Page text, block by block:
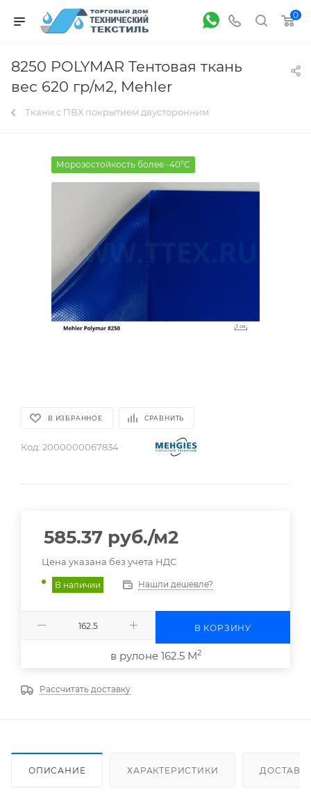
0
8250 POLYMAR Тентовая ткань
вес 620 гр/м2, Mehler
Ткани с ПВХ покрытием двусторонним
Морозостойкость более -40°С
В ИЗБРАННОЕ СРАВНИТЬ
Код: 2000000067834
585.37 руб./м2
Цена указана без учета НДС
В наличии Нашли дешевле?
В КОРЗИНУ
в рулоне 162.5 М2
Рассчитать доставку
ОПИСАНИЕ ХАРАКТЕРИСТИКИ